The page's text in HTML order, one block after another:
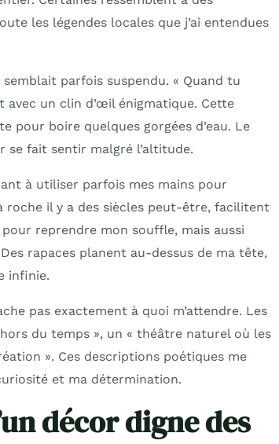
les légendes locales que j’ai entendues
parfois suspendu. « Quand tu
avec un clin d’œil énigmatique. Cette
pour boire quelques gorgées d’eau. Le
se fait sentir malgré l’altitude.
à utiliser parfois mes mains pour
roche il y a des siècles peut-être, facilitent
reprendre mon souffle, mais aussi
rapaces planent au-dessus de ma tête,
infinie.
pas exactement à quoi m’attendre. Les
du temps », un « théâtre naturel où les
». Ces descriptions poétiques me
et ma détermination.
décor digne des